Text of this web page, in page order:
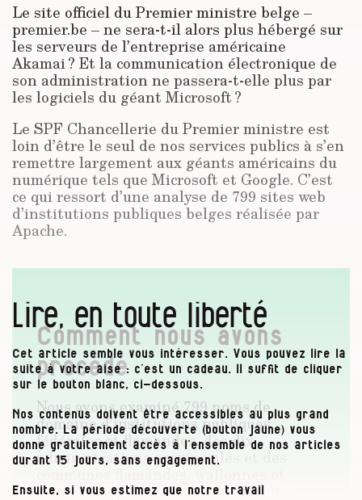
Le site officiel du Premier ministre belge –
premier.be – ne sera-t-il alors plus hébergé sur
les serveurs de l’entreprise américaine
Akamai ? Et la communication électronique de
son administration ne passera-t-elle plus par
les logiciels du géant Microsoft ?
Le SPF Chancellerie du Premier ministre est
loin d’être le seul de nos services publics à s’en
remettre largement aux géants américains du
numérique tels que Microsoft et Google. C’est
ce qui ressort d’une analyse de 799 sites web
d’institutions publiques belges réalisée par
Apache.
Comment nous avons
procédé
Nous avons examiné 799 noms de
domaine d’institutions publiques
fédérales et flamandes, des dix
administrations provinciales et des
bruxelloises. Nous avons analysé les
Lire, en toute liberté
Cet article semble vous intéresser. Vous pouvez lire la
suite à votre aise : c’est un cadeau. Il suffit de cliquer
sur le bouton blanc, ci-dessous.
Nos contenus doivent être accessibles au plus grand
nombre. La période découverte (bouton jaune) vous
donne gratuitement accès à l’ensemble de nos articles
durant 15 jours, sans engagement.
Ensuite, si vous estimez que notre travail